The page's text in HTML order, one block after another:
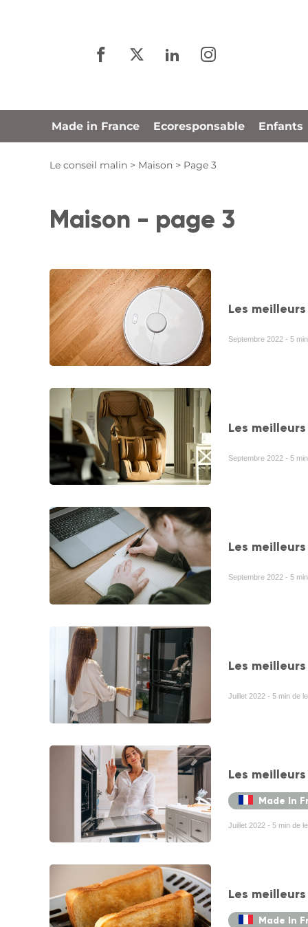
Made in France Ecoresponsable Enfants
Le conseil malin > Maison > Page 3
Maison - page 3
Les
Septembre 2022 - 5
Les
Septembre 2022 - 5
Les
Septembre 2022 - 5
Les
Juillet 2022 - 5 min de
Les
Made In
Juillet 2022 - 5 min de
Les
Made In